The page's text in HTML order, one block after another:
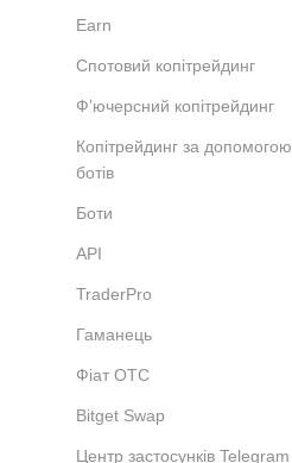
Earn
Спотовий копітрейдинг
Фʼючерсний копітрейдинг
Копітрейдинг за допомогою
ботів
Боти
API
TraderPro
Гаманець
Фіат OTC
Bitget Swap
Центр застосунків Telegram